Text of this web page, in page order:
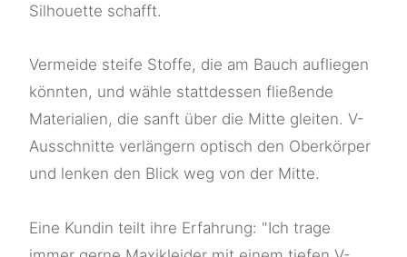
Silhouette schafft.
Vermeide steife Stoffe, die am Bauch aufliegen
könnten, und wähle stattdessen fließende
Materialien, die sanft über die Mitte gleiten. V-
Ausschnitte verlängern optisch den Oberkörper
und lenken den Blick weg von der Mitte.
Eine Kundin teilt ihre Erfahrung: "Ich trage